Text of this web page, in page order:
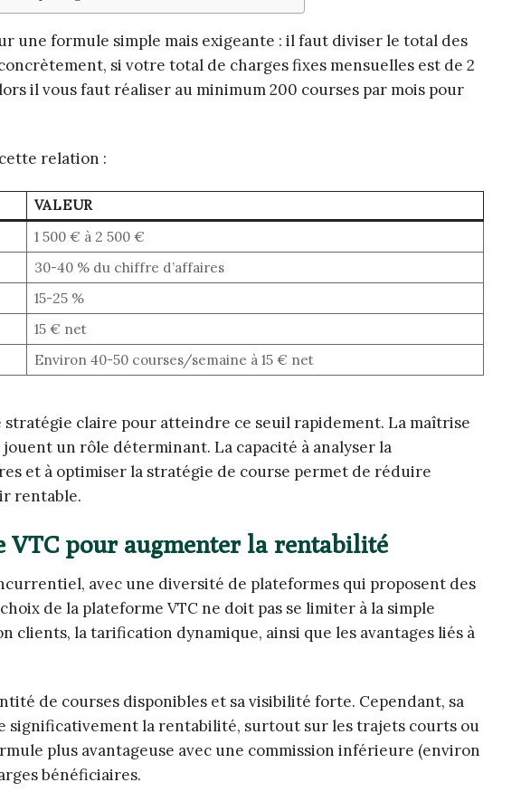
une formule simple mais exigeante : il faut diviser le total des
si votre total de charges fixes mensuelles est de 2
il vous faut réaliser au minimum 200 courses par mois pour
relation :
VALEUR
1 500 € à 2 500 €
30-40 % du chiffre d’affaires
15-25 %
15 € net
Environ 40-50 courses/semaine à 15 € net
claire pour atteindre ce seuil rapidement. La maîtrise
un rôle déterminant. La capacité à analyser la
et à optimiser la stratégie de course permet de réduire
rentable.
pour augmenter la rentabilité
avec une diversité de plateformes qui proposent des
de la plateforme VTC ne doit pas se limiter à la simple
clients, la tarification dynamique, ainsi que les avantages liés à
de courses disponibles et sa visibilité forte. Cependant, sa
significativement la rentabilité, surtout sur les trajets courts ou
plus avantageuse avec une commission inférieure (environ
bénéficiaires.